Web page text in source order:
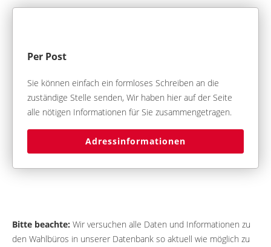
Per Post
Sie können einfach ein formloses Schreiben an die
zuständige Stelle senden, Wir haben hier auf der Seite
alle nötigen Informationen für Sie zusammengetragen.
Adressinformationen
Bitte beachte: Wir versuchen alle Daten und Informationen zu
den Wahlbüros in unserer Datenbank so aktuell wie möglich zu